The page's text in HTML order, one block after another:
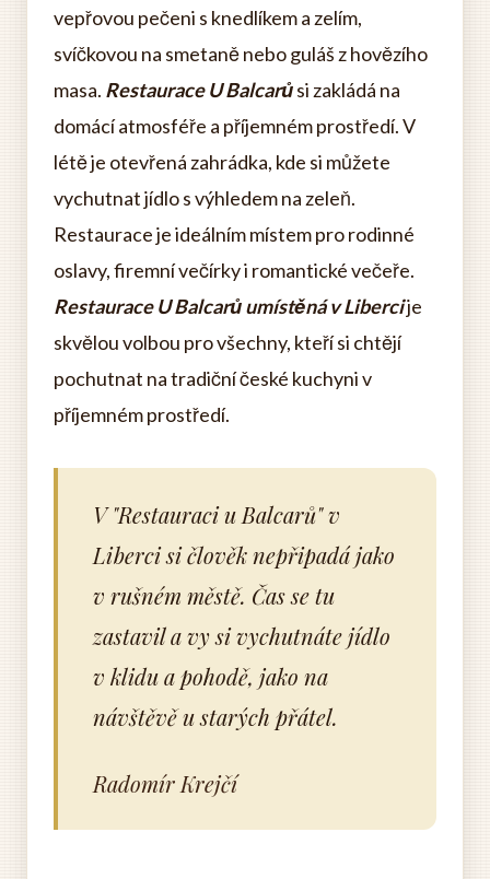
vepřovou pečeni s knedlíkem a zelím,
svíčkovou na smetaně nebo guláš z hovězího
masa. Restaurace U Balcarůsi zakládá na
domácí atmosféře a příjemném prostředí. V
létě je otevřená zahrádka, kde si můžete
vychutnat jídlo s výhledem na zeleň.
Restaurace je ideálním místem pro rodinné
oslavy, firemní večírky i romantické večeře.
Restaurace U Balcarů umístěná v Libercije
skvělou volbou pro všechny, kteří si chtějí
pochutnat na tradiční české kuchyni v
příjemném prostředí.
V "Restauraci u Balcarů" v
Liberci si člověk nepřipadá jako
v rušném městě. Čas se tu
zastavil a vy si vychutnáte jídlo
v klidu a pohodě, jako na
návštěvě u starých přátel.
Radomír Krejčí